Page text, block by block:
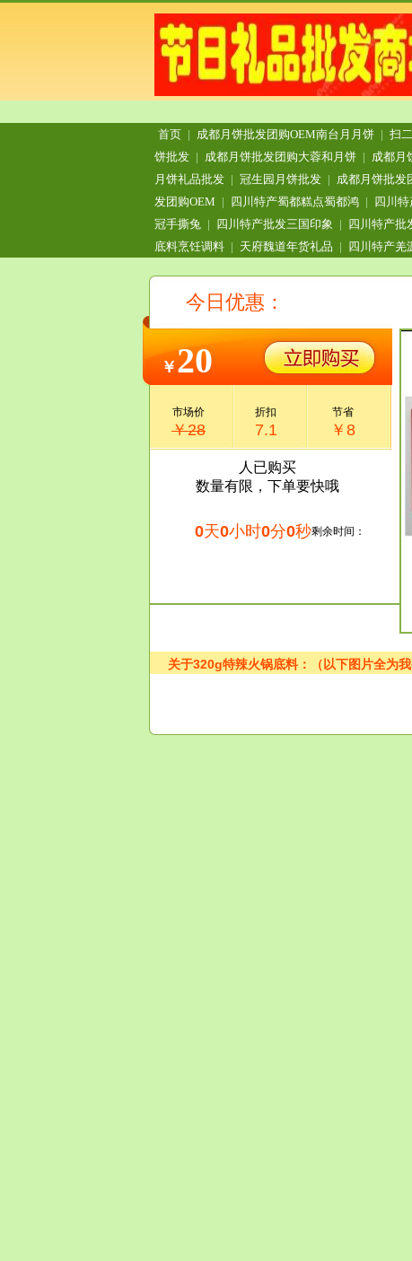
首页 | 成都月饼批发团购OEM南台月月饼 | 扫
饼批发 | 成都月饼批发团购大蓉和月饼 | 成都月
月饼礼品批发 | 冠生园月饼批发 | 成都月饼批发
发团购OEM | 四川特产蜀都糕点蜀都鸿 | 四川
冠手撕兔 | 四川特产批发三国印象 | 四川特产批
底料烹饪调料 | 天府魏道年货礼品 | 四川特产羌
今日优惠：
￥20
市场价
￥28
折扣
7.1
节省
￥8
人已购买
数量有限，下单要快哦
剩余时间：
0天0小时0分0秒
关于320g特辣火锅底料：（以下图片全为